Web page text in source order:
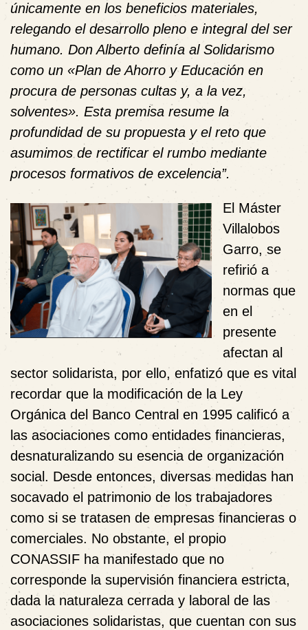
únicamente en los beneficios materiales,
relegando el desarrollo pleno e integral del ser
humano. Don Alberto definía al Solidarismo
como un «Plan de Ahorro y Educación en
procura de personas cultas y, a la vez,
solventes». Esta premisa resume la
profundidad de su propuesta y el reto que
asumimos de rectificar el rumbo mediante
procesos formativos de excelencia”.
El Máster
Villalobos
Garro, se
refirió a
normas que
en el
presente
afectan al
sector solidarista, por ello, enfatizó que es vital
recordar que la modificación de la Ley
Orgánica del Banco Central en 1995 calificó a
las asociaciones como entidades financieras,
desnaturalizando su esencia de organización
social. Desde entonces, diversas medidas han
socavado el patrimonio de los trabajadores
como si se tratasen de empresas financieras o
comerciales. No obstante, el propio
CONASSIF ha manifestado que no
corresponde la supervisión financiera estricta,
dada la naturaleza cerrada y laboral de las
asociaciones solidaristas, que cuentan con sus